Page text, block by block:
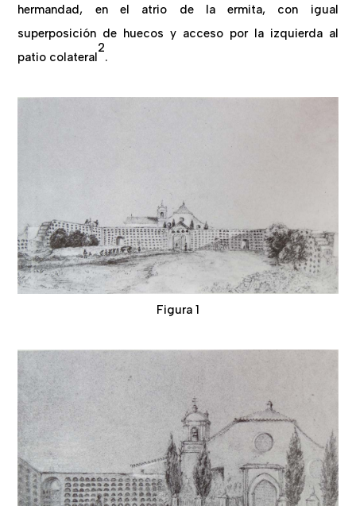
hermandad, en el atrio de la ermita, con igual
superposición de huecos y acceso por la izquierda al
patio colateral
2
.
Figura 1